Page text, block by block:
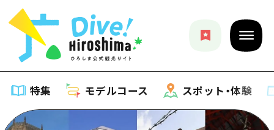
特集 モデルコース スポット・体験